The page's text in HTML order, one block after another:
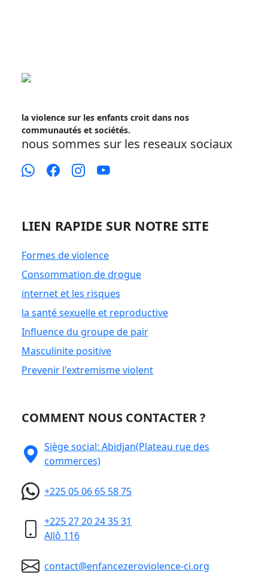
la violence sur les enfants croit dans nos
communautés et sociétés.
nous sommes sur les reseaux sociaux
LIEN RAPIDE SUR NOTRE SITE
Formes de violence
Consommation de drogue
internet et les risques
la santé sexuelle et reproductive
Influence du groupe de pair
Masculinite positive
Prevenir l'extremisme violent
COMMENT NOUS CONTACTER ?
Siège social: Abidjan(Plateau rue des
commerces)
+225 05 06 65 58 75
+225 27 20 24 35 31
Allô 116
contact@enfancezeroviolence-ci.org